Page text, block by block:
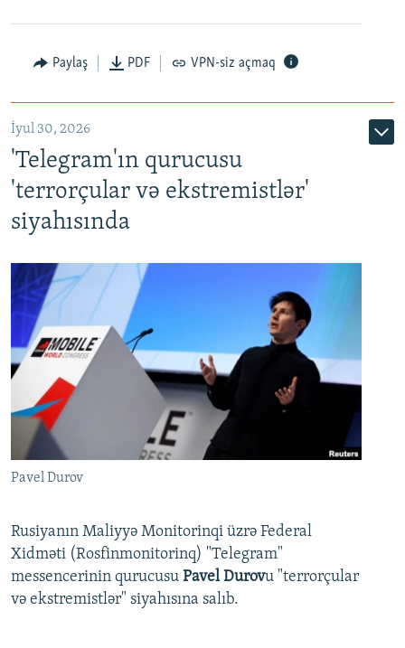
Paylaş PDF VPN-siz açmaq
İyul 30, 2026
'Telegram'ın qurucusu
'terrorçular və ekstremistlər'
siyahısında
Pavel Durov
Rusiyanın Maliyyə Monitorinqi üzrə Federal
Xidməti (Rosfinmonitorinq) "Telegram"
messencerinin qurucusu Pavel Durovu "terrorçular
və ekstremistlər" siyahısına salıb.